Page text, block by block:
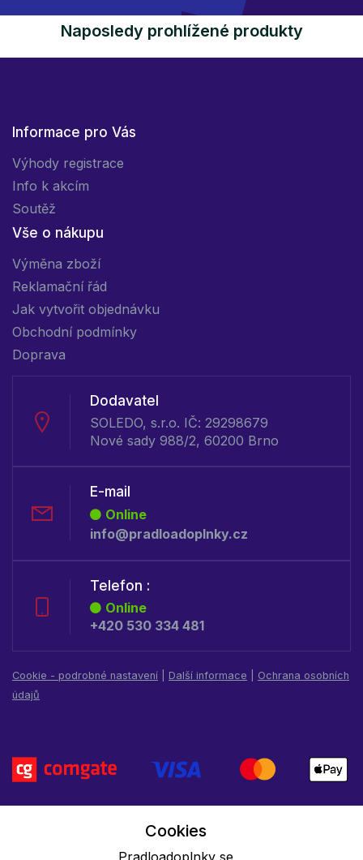
Naposledy prohlížené produkty
Informace pro Vás
Výhody registrace
Info k akcím
Soutěž
Vše o nákupu
Výměna zboží
Reklamační řád
Jak vytvořit objednávku
Obchodní podmínky
Doprava
Dodavatel
SOLEDO, s.r.o. IČ: 29298679
Nové sady 988/2, 60200 Brno
E-mail
Online
info@pradloadoplnky.cz
Telefon :
Online
+420 530 334 481
Cookie - podrobné nastavení Další informace
Ochrana osobních
údajů
Cookies